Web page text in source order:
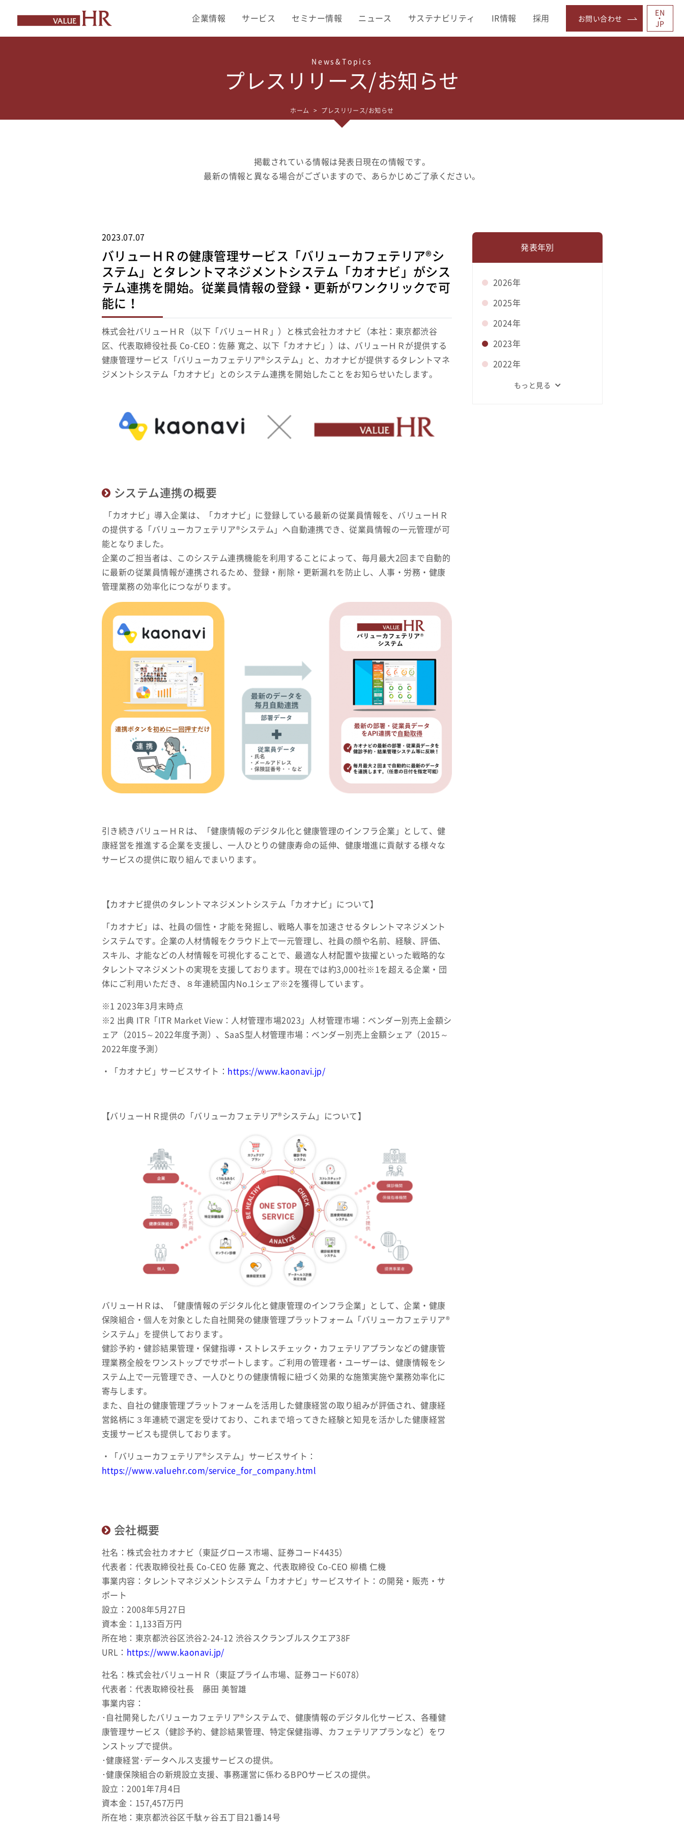
企業情報 サービス セミナー情報 ニュース サステナビリティ IR情報 採用 お問い合わせ
EN
・
JP
プレスリリース/お知らせ
ホーム プレスリリース/お知らせ
掲載されている情報は発表日現在の情報です。
最新の情報と異なる場合がございますので、あらかじめご了承ください。
2023.07.07
バリューＨＲの健康管理サービス「バリューカフェテリア®シ
ステム」とタレントマネジメントシステム「カオナビ」がシス
テム連携を開始。従業員情報の登録・更新がワンクリックで可
能に！
株式会社バリューＨＲ（以下「バリューＨＲ」）と株式会社カオナビ（本社：東京都渋谷
区、代表取締役社長 Co-CEO：佐藤 寛之、以下「カオナビ」）は、バリューＨＲが提供する
健康管理サービス「バリューカフェテリア®システム」と、カオナビが提供するタレントマネ
ジメントシステム「カオナビ」とのシステム連携を開始したことをお知らせいたします。
システム連携の概要
「カオナビ」導入企業は、「カオナビ」に登録している最新の従業員情報を、バリューＨＲ
の提供する「バリューカフェテリア®システム」へ自動連携でき、従業員情報の一元管理が可
能となりました。
企業のご担当者は、このシステム連携機能を利用することによって、毎月最大2回まで自動的
に最新の従業員情報が連携されるため、登録・削除・更新漏れを防止し、人事・労務・健康
管理業務の効率化につながります。
引き続きバリューＨＲは、「健康情報のデジタル化と健康管理のインフラ企業」として、健
康経営を推進する企業を支援し、一人ひとりの健康寿命の延伸、健康増進に貢献する様々な
サービスの提供に取り組んでまいります。
【カオナビ提供のタレントマネジメントシステム「カオナビ」について】
「カオナビ」は、社員の個性・才能を発掘し、戦略人事を加速させるタレントマネジメント
システムです。企業の人材情報をクラウド上で一元管理し、社員の顔や名前、経験、評価、
スキル、才能などの人材情報を可視化することで、最適な人材配置や抜擢といった戦略的な
タレントマネジメントの実現を支援しております。現在では約3,000社※1を超える企業・団
体にご利用いただき、８年連続国内No.1シェア※2を獲得しています。
※1 2023年3月末時点
※2 出典 ITR「ITR Market View：人材管理市場2023」人材管理市場：ベンダー別売上金額シ
ェア（2015～2022年度予測）、SaaS型人材管理市場：ベンダー別売上金額シェア（2015～
2022年度予測）
・「カオナビ」サービスサイト： https://www.kaonavi.jp/
【バリューＨＲ提供の「バリューカフェテリア®システム」について】
バリューＨＲは、「健康情報のデジタル化と健康管理のインフラ企業」として、企業・健康
保険組合・個人を対象とした自社開発の健康管理プラットフォーム「バリューカフェテリア®
システム」を提供しております。
健診予約・健診結果管理・保健指導・ストレスチェック・カフェテリアプランなどの健康管
理業務全般をワンストップでサポートします。ご利用の管理者・ユーザーは、健康情報をシ
ステム上で一元管理でき、一人ひとりの健康情報に紐づく効果的な施策実施や業務効率化に
寄与します。
また、自社の健康管理プラットフォームを活用した健康経営の取り組みが評価され、健康経
営銘柄に３年連続で選定を受けており、これまで培ってきた経験と知見を活かした健康経営
支援サービスも提供しております。
・「バリューカフェテリア®システム」サービスサイト：
https://www.valuehr.com/service_for_company.html
会社概要
社名：株式会社カオナビ（東証グロース市場、証券コード4435）
代表者：代表取締役社長 Co-CEO 佐藤 寛之、代表取締役 Co-CEO 柳橋 仁機
事業内容：タレントマネジメントシステム「カオナビ」サービスサイト：の開発・販売・サ
ポート
設立：2008年5月27日
資本金：1,133百万円
所在地：東京都渋谷区渋谷2-24-12 渋谷スクランブルスクエア38F
URL：
https://www.kaonavi.jp/
社名：株式会社バリューＨＲ（東証プライム市場、証券コード6078）
代表者：代表取締役社長 藤田 美智雄
事業内容：
･自社開発したバリューカフェテリア®システムで、健康情報のデジタル化サービス、各種健
康管理サービス（健診予約、健診結果管理、特定保健指導、カフェテリアプランなど）をワ
ンストップで提供。
･健康経営･データヘルス支援サービスの提供。
･健康保険組合の新規設立支援、事務運営に係わるBPOサービスの提供。
設立：2001年7月4日
資本金：157,457万円
所在地：東京都渋谷区千駄ヶ谷五丁目21番14号
発表年別
2026年
2025年
2024年
2023年
2022年
もっと見る